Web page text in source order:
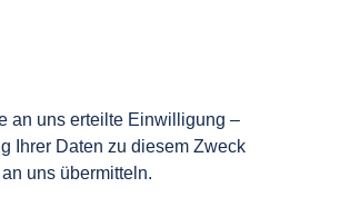
an uns erteilte Einwilligung –
Ihrer Daten zu diesem Zweck
uns übermitteln.